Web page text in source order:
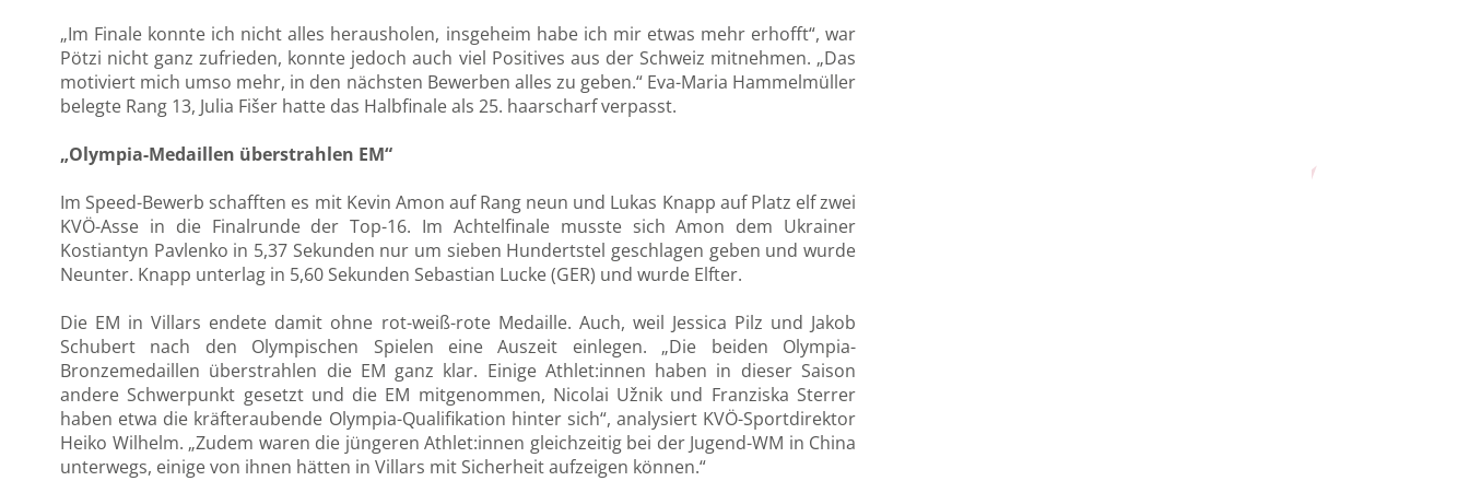
„Im Finale konnte ich nicht alles herausholen, insgeheim habe ich mir etwas mehr erhofft“, war
Pötzi nicht ganz zufrieden, konnte jedoch auch viel Positives aus der Schweiz mitnehmen. „Das
motiviert mich umso mehr, in den nächsten Bewerben alles zu geben.“ Eva-Maria Hammelmüller
belegte Rang 13, Julia Fišer hatte das Halbfinale als 25. haarscharf verpasst.
„Olympia-Medaillen überstrahlen EM“
Im Speed-Bewerb schafften es mit Kevin Amon auf Rang neun und Lukas Knapp auf Platz elf zwei
KVÖ-Asse in die Finalrunde der Top-16. Im Achtelfinale musste sich Amon dem Ukrainer
Kostiantyn Pavlenko in 5,37 Sekunden nur um sieben Hundertstel geschlagen geben und wurde
Neunter. Knapp unterlag in 5,60 Sekunden Sebastian Lucke (GER) und wurde Elfter.
Die EM in Villars endete damit ohne rot-weiß-rote Medaille. Auch, weil Jessica Pilz und Jakob
Schubert nach den Olympischen Spielen eine Auszeit einlegen. „Die beiden Olympia-
Bronzemedaillen überstrahlen die EM ganz klar. Einige Athlet:innen haben in dieser Saison
andere Schwerpunkt gesetzt und die EM mitgenommen, Nicolai Užnik und Franziska Sterrer
haben etwa die kräfteraubende Olympia-Qualifikation hinter sich“, analysiert KVÖ-Sportdirektor
Heiko Wilhelm. „Zudem waren die jüngeren Athlet:innen gleichzeitig bei der Jugend-WM in China
unterwegs, einige von ihnen hätten in Villars mit Sicherheit aufzeigen können.“